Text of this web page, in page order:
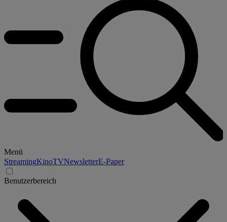
Menü
StreamingKinoTVNewsletterE-Paper
Benutzerbereich